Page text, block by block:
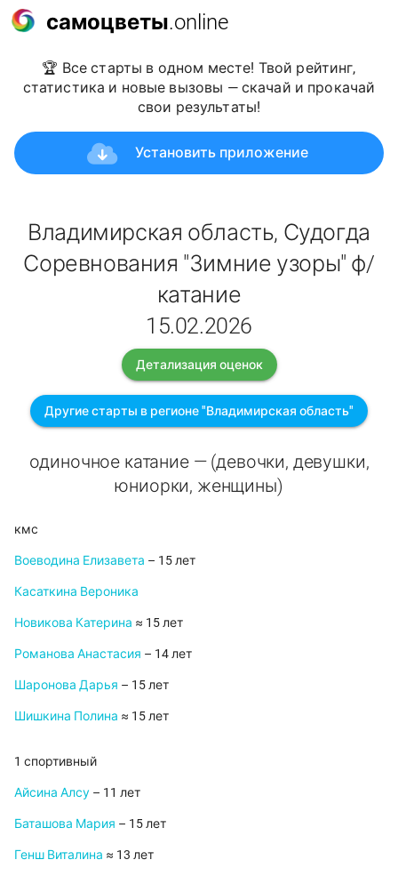
самоцветы.online
🏆 Все старты в одном месте! Твой рейтинг,
статистика и новые вызовы — скачай и прокачай
свои результаты!
Установить приложение
Владимирская область, Судогда
Соревнования "Зимние узоры" ф/
катание
15.02.2026
Детализация оценок
Другие старты в регионе "Владимирская область"
одиночное катание — (девочки, девушки,
юниорки, женщины)
кмс
Воеводина Елизавета – 15 лет
Касаткина Вероника
Новикова Катерина ≈ 15 лет
Романова Анастасия – 14 лет
Шаронова Дарья – 15 лет
Шишкина Полина ≈ 15 лет
1 спортивный
Айсина Алсу – 11 лет
Баташова Мария – 15 лет
Генш Виталина ≈ 13 лет